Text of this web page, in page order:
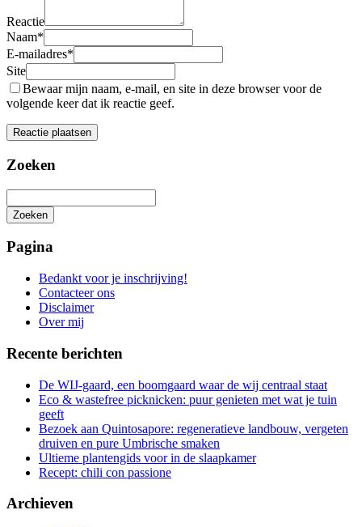
Reactie
Naam*
E-mailadres*
Site
Bewaar mijn naam, e-mail, en site in deze browser voor de
volgende keer dat ik reactie geef.
Zoeken
Zoeken
zoeken
Pagina
Bedankt voor je inschrijving!
Contacteer ons
Disclaimer
Over mij
Recente berichten
De WIJ-gaard, een boomgaard waar de wij centraal staat
Eco & wastefree picknicken: puur genieten met wat je tuin
geeft
Bezoek aan Quintosapore: regeneratieve landbouw, vergeten
druiven en pure Umbrische smaken
Ultieme plantengids voor in de slaapkamer
Recept: chili con passione
Archieven